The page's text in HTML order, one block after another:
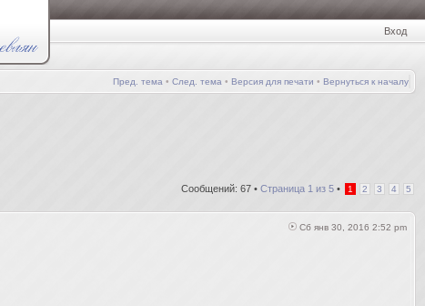
Вход
Вернуться к началу
Версия для печати •
След. тема •
Пред. тема •
Сообщений: 67 • Страница 1 из 5 • 1 2 3 4 5
Сб янв 30, 2016 2:52 pm